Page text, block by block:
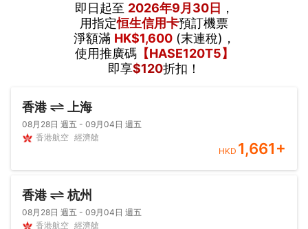
即日起至 2026年9月30日 ，
用指定恒生信用卡預訂機票
淨額滿 HK$1,600(末連稅)，
使用推廣碼【HASE120T5】
即享$120折扣！
香港 上海
08月28日 週五 - 09月04日 週五
香港航空 經濟艙
HKD 1,661+
香港 杭州
08月28日 週五 - 09月04日 週五
香港航空 經濟艙